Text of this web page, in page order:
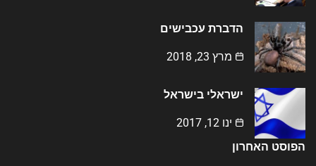
הדברת עכבישים
מרץ 23, 2018
ישראלי בישראל
ינו 12, 2017
הפוסט האחרון